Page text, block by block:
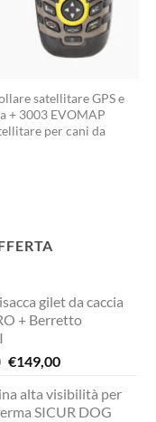
satellitare GPS e
+ 3003 EVOMAP
per cani da
gilet da caccia
+ Berretto
Il
originale
era:
€149,00Il
attuale
è:
alta visibilità per
SICUR DOG